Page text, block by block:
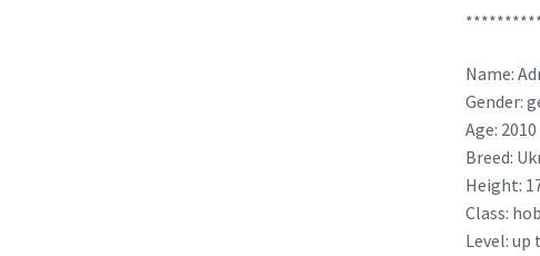
Name:
Gender:
Age: 2010
Breed:
Height:
Class:
Level: up